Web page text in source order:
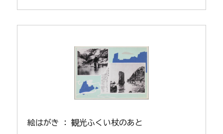
絵はがき : 観光ふくい杖のあと